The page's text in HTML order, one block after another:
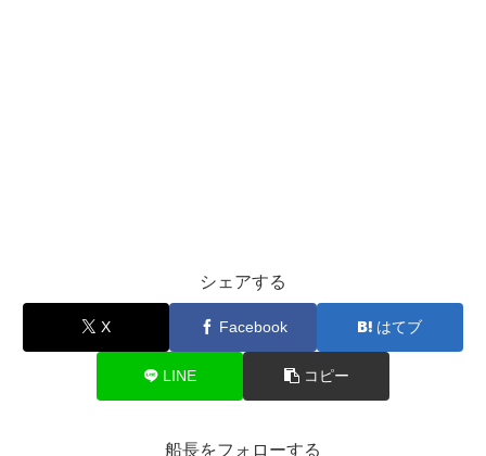
シェアする
X Facebook はてブ
LINE コピー
船長をフォローする